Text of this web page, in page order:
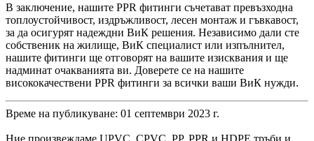
В заключение, нашите PPR фитинги съчетават превъзходна
топлоустойчивост, издръжливост, лесен монтаж и гъвкавост,
за да осигурят надеждни ВиК решения. Независимо дали сте
собственик на жилище, ВиК специалист или изпълнител,
нашите фитинги ще отговорят на вашите изисквания и ще
надминат очакванията ви. Доверете се на нашите
висококачествени PPR фитинги за всички ваши ВиК нужди.
Време на публикуване: 01 септември 2023 г.
Ние произвеждаме UPVC, CPVC, PP, PPR и HDPE тръби и